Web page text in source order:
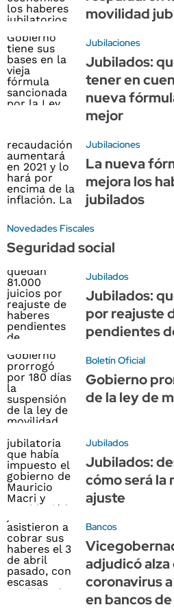
movilidad
Jubilaciones
Jubilados:
tener en
nueva
mejor
Jubilaciones
La nueva
mejora los
jubilados
Novedades Fiscales
Seguridad social
Jubilados
Jubilados:
por reajuste
pendientes
Boletín Oficial
Gobierno
de la ley de
Jubilados
Jubilados:
cómo será la
ajuste
Bancos
adjudicó alza
coronavirus
en bancos